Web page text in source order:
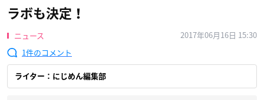
ラボも決定！
ニュース
2017年06月16日 15:30
1
ライター：にじめん編集部